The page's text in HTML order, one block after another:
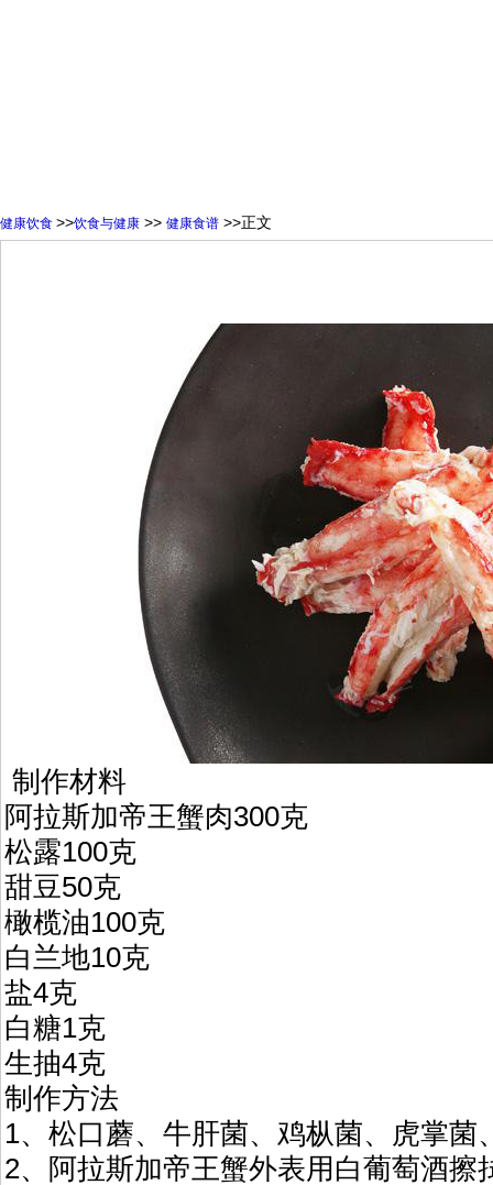
健康饮食 >>饮食与健康 >> 健康食谱 >>正文
制作材料
阿拉斯加帝王蟹肉300克
松露100克
甜豆50克
橄榄油100克
白兰地10克
盐4克
白糖1克
生抽4克
制作方法
1、松口蘑、牛肝菌、鸡枞菌、虎掌
2、阿拉斯加帝王蟹外表用白葡萄酒擦